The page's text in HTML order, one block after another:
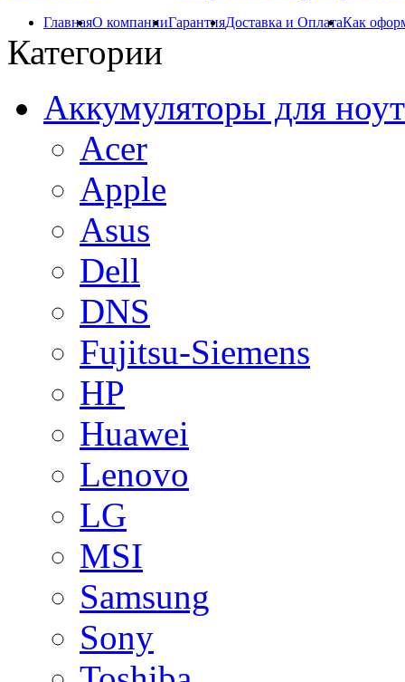
ГлавнаяО компанииГарантияДоставка и ОплатаКак
Категории
Аккумуляторы для
Acer
Apple
Asus
Dell
DNS
Fujitsu-Siemens
HP
Huawei
Lenovo
LG
MSI
Samsung
Sony